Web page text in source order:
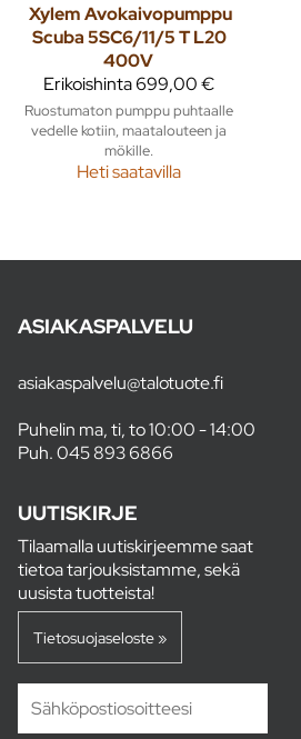
Xylem Avokaivopumppu
Scuba 5SC6/11/5 T L20
400V
Erikoishinta699,00 €
Ruostumaton pumppu puhtaalle
vedelle kotiin, maatalouteen ja
mökille.
Heti saatavilla
ASIAKASPALVELU
asiakaspalvelu@talotuote.fi
Puhelin ma, ti, to 10:00 - 14:00
Puh.045 893 6866
UUTISKIRJE
Tilaamalla uutiskirjeemme saat
tietoa tarjouksistamme, sekä
uusista tuotteista!
Tietosuojaseloste »